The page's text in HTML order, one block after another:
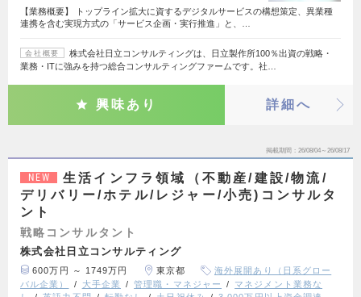
【業務概要】 トップライン拡大に資するデジタルサービスの構想策定、異業種
連携を含む実現方式の「サービス企画・実行推進」と、…
会社概要
株式会社日立コンサルティングは、日立製作所100％出資の戦略・
業務・ITに強みを持つ総合コンサルティングファームです。社…
興味あり 詳細へ
掲載期間 26/08/04～26/08/17
NEW
生活インフラ領域（不動産/建設/物流/
デリバリー/ホテル/レジャー/小売)コンサルタ
ント
戦略コンサルタント
株式会社日立コンサルティング
600万円 ～ 1749万円 東京都
海外展開あり（日系グロー
バル企業）
大手企業 管理職・マネジャー
マネジメント業務な